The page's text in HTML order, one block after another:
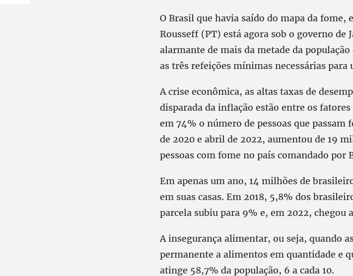
O Brasil que havia saído do mapa da fome,
Rousseff (PT) está agora sob o governo
alarmante de mais da metade da
as três refeições mínimas necessárias para
A crise econômica, as altas taxas de
disparada da inflação estão entre os
em 74% o número de pessoas que
de 2020 e abril de 2022, aumentou de 19
pessoas com fome no país comandado por
Em apenas um ano, 14 milhões de
em suas casas. Em 2018, 5,8% dos
parcela subiu para 9% e, em 2022, chegou
A insegurança alimentar, ou seja, quando
permanente a alimentos em quantidade e
atinge 58,7% da população, 6 a cada 10.